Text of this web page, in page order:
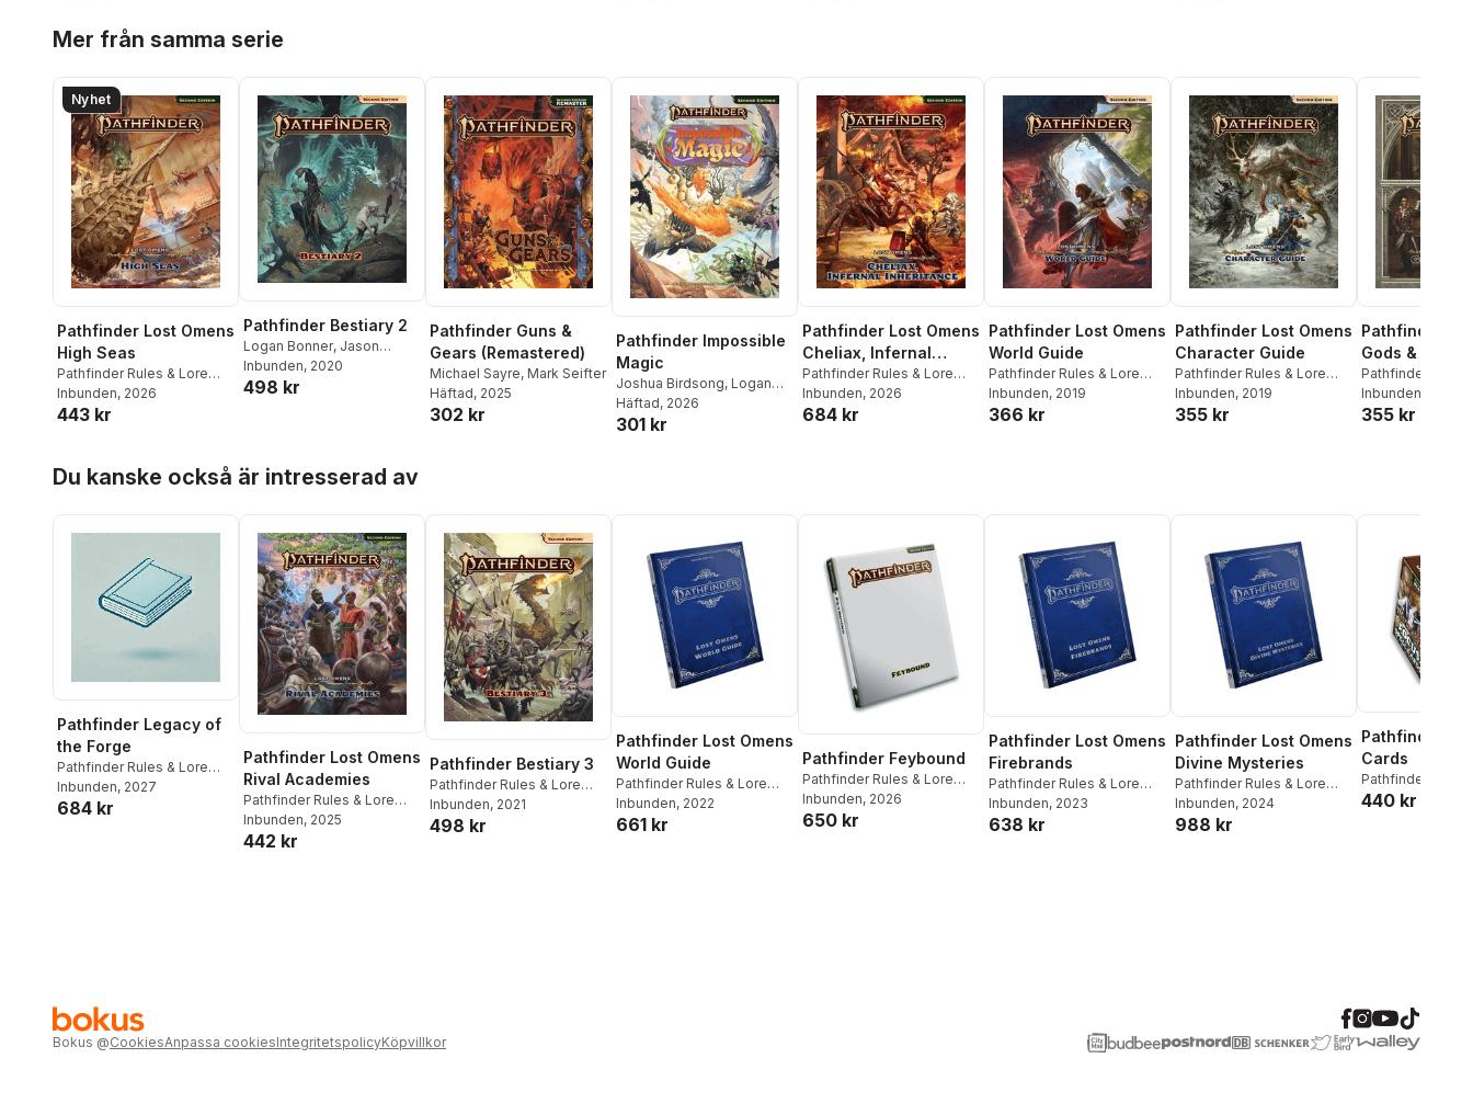
Mer från samma serie
Nyhet
Pathfinder Lost Omens
High Seas
Pathfinder Rules & Lore
Team
Inbunden, 2026
443 kr
Pathfinder Bestiary 2
Logan Bonner, Jason
Bulmahn,Stephen Radney-
MacFarland
Inbunden, 2020
498 kr
Pathfinder Guns &
Gears (Remastered)
Michael Sayre, Mark Seifter
Häftad, 2025
302 kr
Pathfinder Impossible
Magic
Joshua Birdsong, Logan
Bonner
Häftad, 2026
301 kr
Pathfinder Lost Omens
Cheliax, Infernal
Inheritance
Pathfinder Rules & Lore
Team
Inbunden, 2026
684 kr
Pathfinder Lost Omens
World Guide
Pathfinder Rules & Lore
Team
Inbunden, 2019
366 kr
Pathfinder Lost Omens
Character Guide
Pathfinder Rules & Lore
Team
Inbunden, 2019
355 kr
Pathfinder
Gods & Magic
Pathfinder Rules
Team
Inbunden
355 kr
Du kanske också är intresserad av
Pathfinder Legacy of
the Forge
Pathfinder Rules & Lore
Team
Inbunden, 2027
684 kr
Pathfinder Lost Omens
Rival Academies
Pathfinder Rules & Lore
Team
Inbunden, 2025
442 kr
Pathfinder Bestiary 3
Pathfinder Rules & Lore
Team
Inbunden, 2021
498 kr
Pathfinder Lost Omens
World Guide
Pathfinder Rules & Lore
Team
Inbunden, 2022
661 kr
Pathfinder Feybound
Pathfinder Rules & Lore
Team
Inbunden, 2026
650 kr
Pathfinder Lost Omens
Firebrands
Pathfinder Rules & Lore
Team
Inbunden, 2023
638 kr
Pathfinder Lost Omens
Divine Mysteries
Pathfinder Rules & Lore
Team
Inbunden, 2024
988 kr
Pathfinder
Cards
Pathfinder Rules
Team
440 kr
Bokus @CookiesAnpassa cookiesIntegritetspolicyKöpvillkor